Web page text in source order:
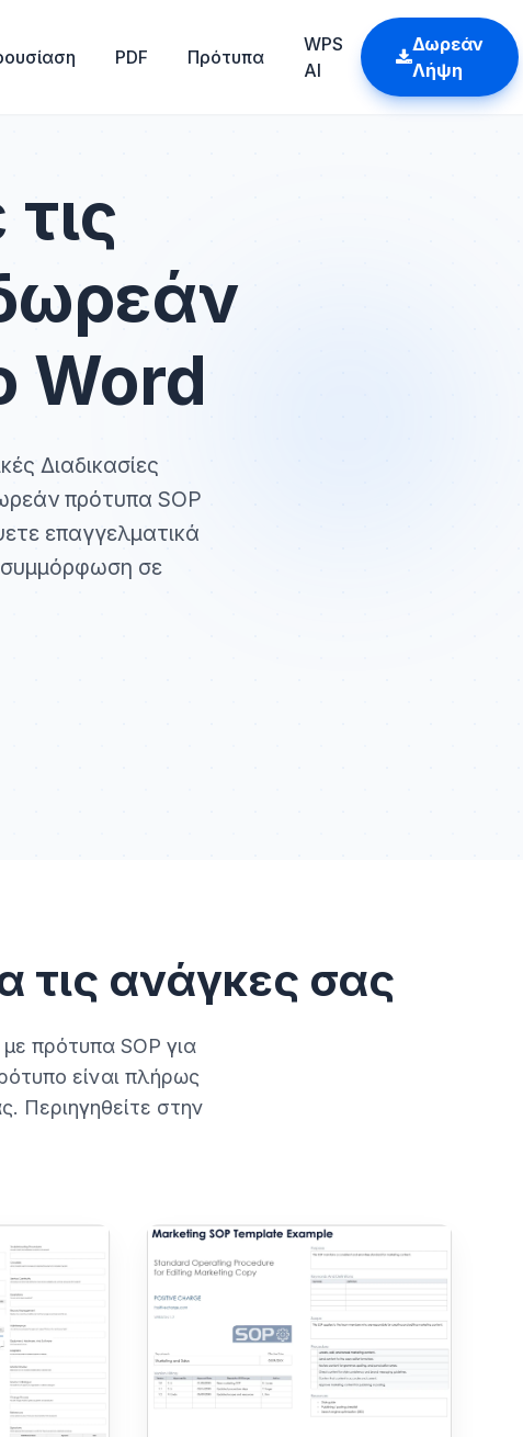
PDF Πρότυπα
WPS
AI
Δωρεάν
Λήψη
Word
Διαδικασίες
πρότυπα SOP
επαγγελματικά
συμμόρφωση σε
τις ανάγκες σας
πρότυπα SOP για
είναι πλήρως
Περιηγηθείτε στην